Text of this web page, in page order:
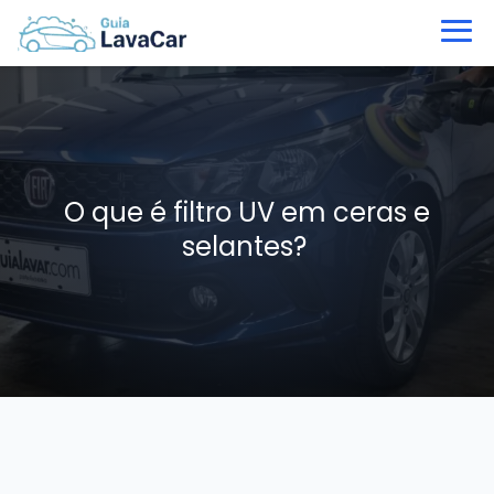
O que é filtro UV em ceras e
selantes?